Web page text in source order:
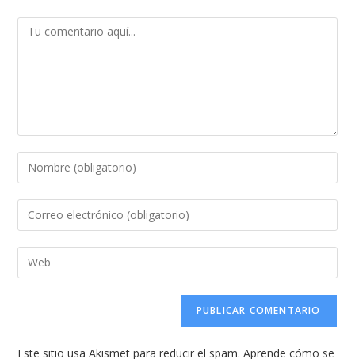
Comentario
Introduce
tu
nombre
de
usuario
Introduce
tu
dirección
de
comentar
Introduce
la
web
Este sitio usa Akismet para reducir el spam.Aprende cómo se